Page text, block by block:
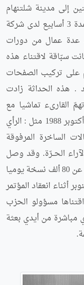
على دفعتين إلى مدينة شلتنهام
الإنجليزية (280 كلم عن لندن) للتكوين لمدة 3 أسابيع لدى شركة
عدة عمال من دورات
سبّاقة لاقتناء هذه
على تركيب الصفحات
. هذه الحداثة زادت
القارىء تماشيا مع
التغييرات التي فرضت نفسها بعد أحداث أكتوبر 1988 مثل : الرأي
الساخرة المرفوقة
الحــرّة. وقد وصل
سحب الجريدة في تلك الفترة إلى ما يزيد عن 80 ألف نسخة يوميا
أثناء انعقاد المؤتمر
مسؤولو الحزب
من أيدي بعثة